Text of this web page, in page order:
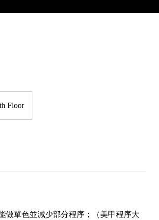
Floor
做單色並減少部分程序；（美甲程序大